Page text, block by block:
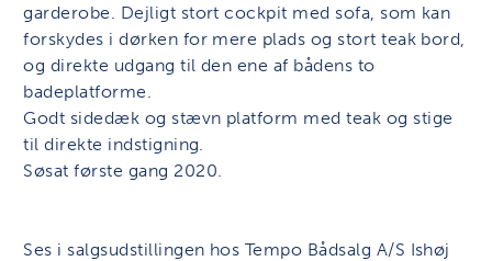
garderobe. Dejligt stort cockpit med sofa, som kan
forskydes i dørken for mere plads og stort teak bord,
og direkte udgang til den ene af bådens to
badeplatforme.
Godt sidedæk og stævn platform med teak og stige
til direkte indstigning.
Søsat første gang 2020.
Ses i salgsudstillingen hos Tempo Bådsalg A/S Ishøj